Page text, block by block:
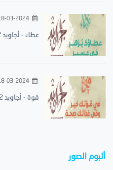
18-03-2024 08:48 مساءً
عطاء - أجاويد 2
18-03-2024 08:46 مساءً
قوة - أجاويد 2
ألبوم الصور